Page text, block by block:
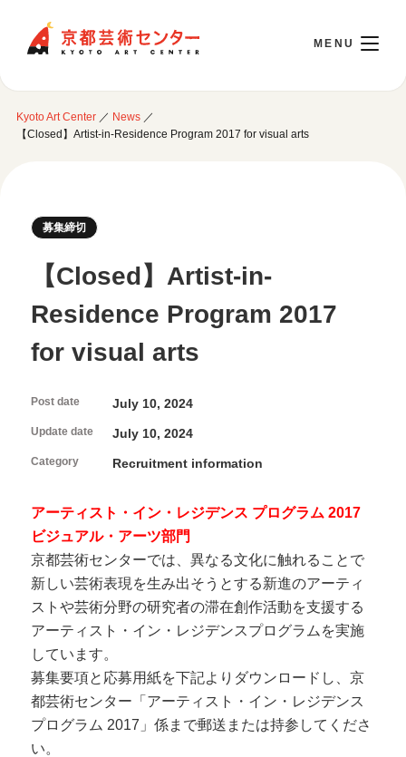
日本語
Visit
Opening Hours & Accessibility
Floor Guide
Access
Interviews/Inspections/Observations/Photography
Attend an event
Current Events
Event Archive
Programs and Projects of the Center
How to use Studio and application guidelines
Facilities in Studio
Open Call
Volunteer
About Kyoto Art Center
What kind of place is Kyoto Art Center?
History
Mission / Administrative structure
Information on Collaborative Projects
Ticket Information
News
Browsing Assistance
Site and Privacy Policy
Kyoto Art Center／ News／
【Closed】Artist-in-Residence Program 2017 for visual arts
募集締切
【Closed】Artist-in-
Residence Program 2017
for visual arts
Post date July 10, 2024
Update date July 10, 2024
Category Recruitment information
アーティスト・イン・レジデンス プログラム 2017
ビジュアル・アーツ部門
京都芸術センターでは、異なる文化に触れることで
新しい芸術表現を生み出そうとする新進のアーティ
ストや芸術分野の研究者の滞在創作活動を支援する
アーティスト・イン・レジデンスプログラムを実施
しています。
募集要項と応募用紙を下記よりダウンロードし、京
都芸術センター「アーティスト・イン・レジデンス
プログラム 2017」係まで郵送または持参してくださ
い。